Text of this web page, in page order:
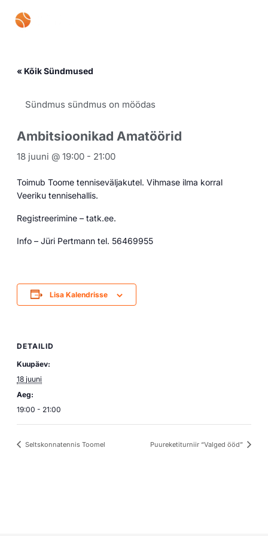
« Kõik Sündmused
Sündmus sündmus on möödas
Ambitsioonikad Amatöörid
18 juuni @ 19:00 - 21:00
Toimub Toome tenniseväljakutel. Vihmase ilma korral
Veeriku tennisehallis.
Registreerimine – tatk.ee.
Info – Jüri Pertmann tel. 56469955
Lisa Kalendrisse
DETAILID
Kuupäev:
18 juuni
Aeg:
19:00 - 21:00
Seltskonnatennis Toomel Puureketiturniir “Valged ööd”